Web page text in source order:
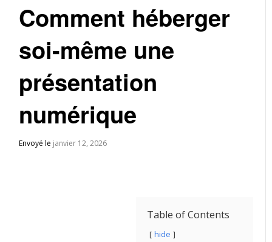
Comment héberger
soi-même une
présentation
numérique
Envoyé le janvier 12, 2026
Table of Contents
hide